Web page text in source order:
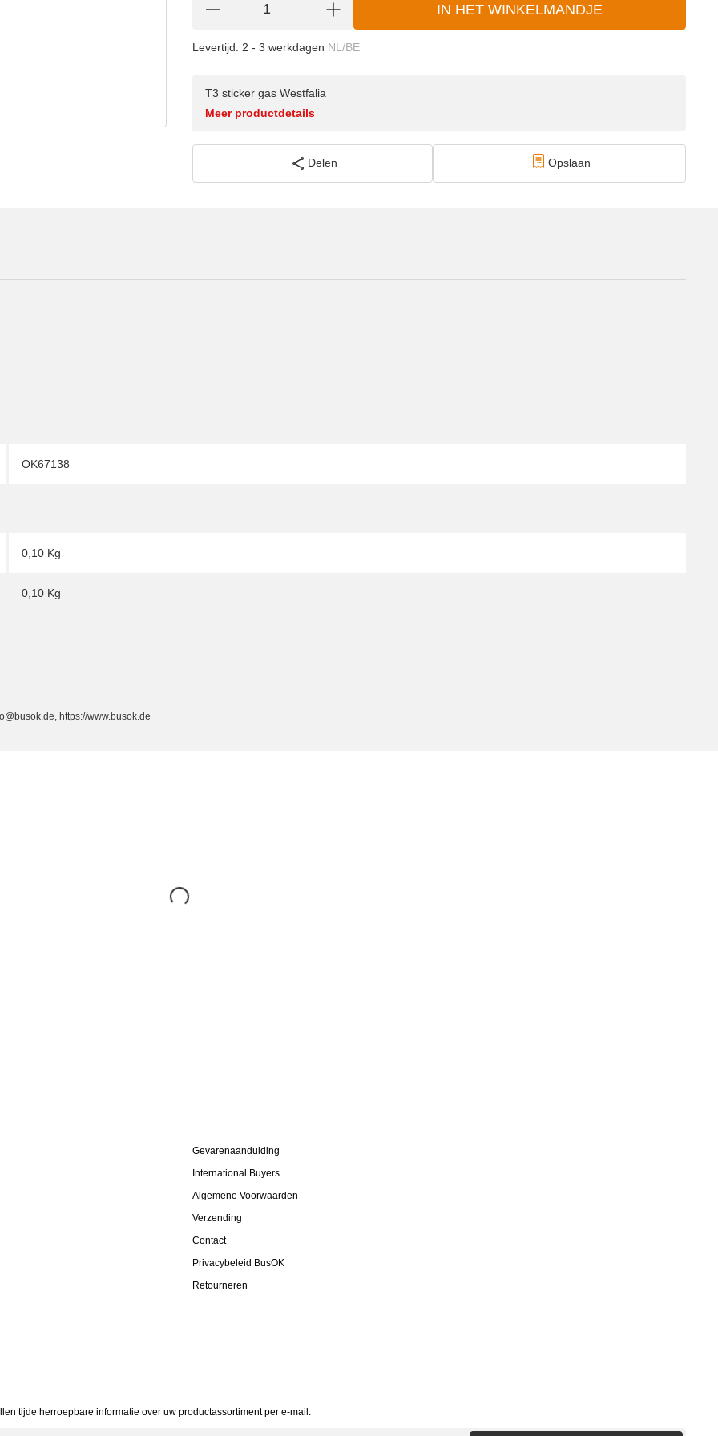
IN HET WINKELMANDJE
Levertijd: 2 - 3 werkdagen NL/BE
T3 sticker gas Westfalia
Meer productdetails
Delen Opslaan
OK67138
0,10 Kg
0,10 Kg
https://www.busok.de
Gevarenaanduiding
International Buyers
Algemene Voorwaarden
Verzending
Contact
Privacybeleid BusOK
Retourneren
tijde herroepbare informatie over uw productassortiment per e-mail.